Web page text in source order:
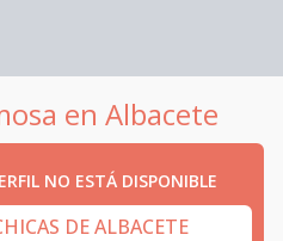
en Albacete
NO ESTÁ DISPONIBLE
DE ALBACETE